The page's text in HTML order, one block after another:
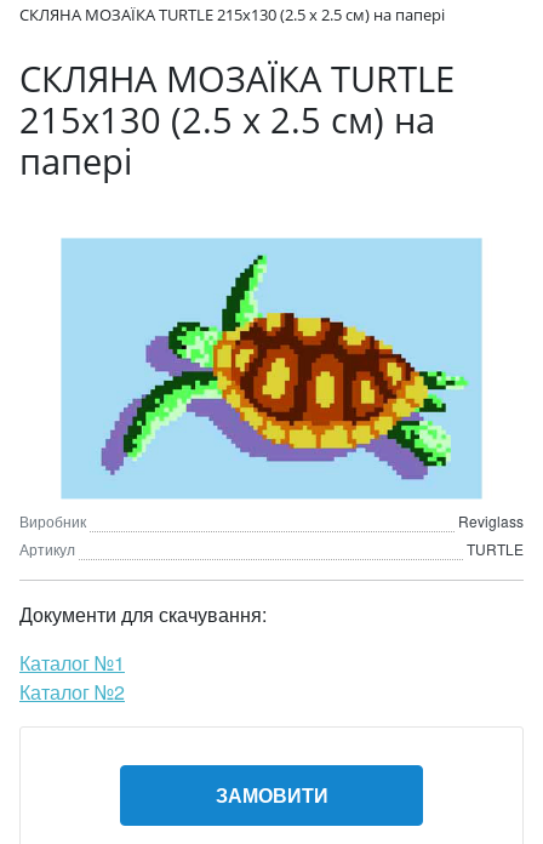
СКЛЯНА МОЗАЇКА TURTLE 215х130 (2.5 x 2.5 см) на папері
СКЛЯНА МОЗАЇКА TURTLE
215х130 (2.5 x 2.5 см) на
папері
Виробник
Reviglass
Артикул
TURTLE
Документи для скачування:
Каталог №1
Каталог №2
ЗАМОВИТИ